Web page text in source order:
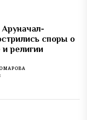
споры о
религии